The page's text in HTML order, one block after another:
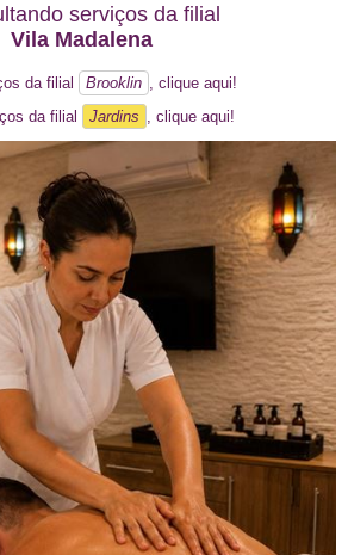
serviços da filial
Vila Madalena
da filial Brooklin
, clique aqui!
da filial
Jardins , clique aqui!